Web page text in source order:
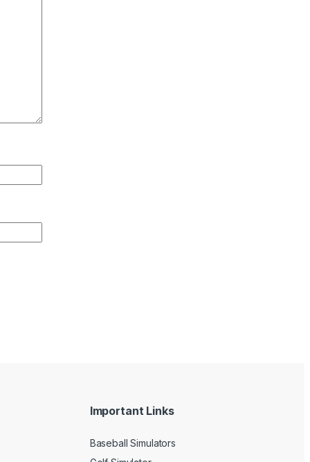
Important Links
Baseball Simulators